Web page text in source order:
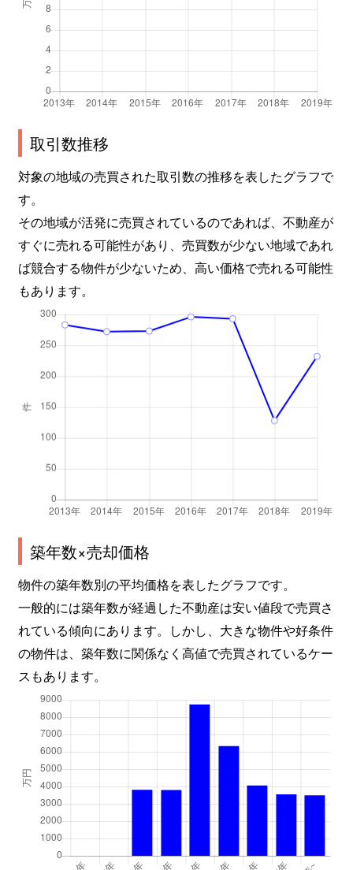
取引数推移
対象の地域の売買された取引数の推移を表したグラフで
す。
その地域が活発に売買されているのであれば、不動産が
すぐに売れる可能性があり、売買数が少ない地域であれ
ば競合する物件が少ないため、高い価格で売れる可能性
もあります。
築年数×売却価格
物件の築年数別の平均価格を表したグラフです。
一般的には築年数が経過した不動産は安い値段で売買さ
れている傾向にあります。しかし、大きな物件や好条件
の物件は、築年数に関係なく高値で売買されているケー
スもあります。